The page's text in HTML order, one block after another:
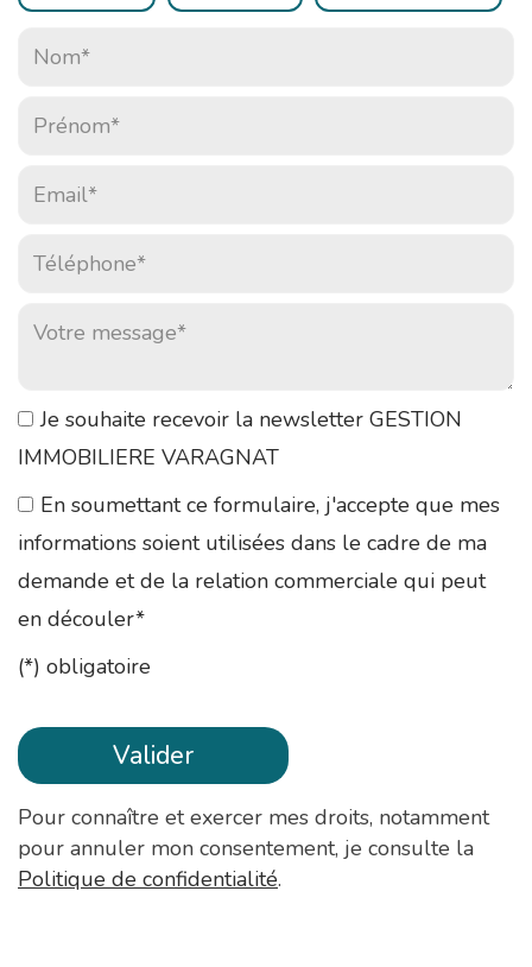
Nom* :
Prénom* :
Email* :
Téléphone* :
Votre message* :
Je souhaite recevoir la newsletter GESTION
IMMOBILIERE VARAGNAT
En soumettant ce formulaire, j'accepte que mes
informations soient utilisées dans le cadre de ma
demande et de la relation commerciale qui peut
en découler*
(*) obligatoire
Pour connaître et exercer mes droits, notamment
pour annuler mon consentement, je consulte la
Politique de confidentialité.